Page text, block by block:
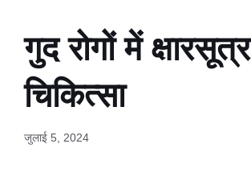
गुद रोगों में क्षारसूत्र
चिकित्सा
जुलाई 5, 2024